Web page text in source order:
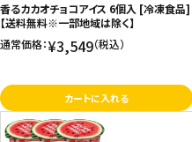
香るカカオチョコアイス 6個入 [冷凍食品]
【送料無料※一部地域は除く】
通常価格：¥3,549（税込）
カートに入れる